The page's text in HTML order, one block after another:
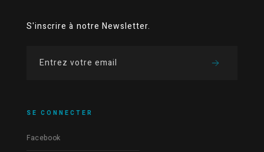
S'inscrire à notre Newsletter.
SE CONNECTER
Facebook